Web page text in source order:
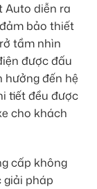
Auto diễn ra
bảo thiết
tầm nhìn
được đấu
hưởng đến hệ
tiết đều được
cho khách
cấp không
giải pháp